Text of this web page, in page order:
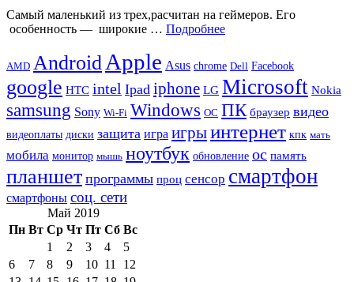
Самый маленький из трех,расчитан ​​на геймеров. Его
особенность — широкие … Подробнее
AMD AndroidApple Asus chrome Dell Facebook
google HTC intel Ipad iphone LG Microsoft Nokia
samsung Sony Wi-Fi Windows ОС ПК браузер видео
видеоплаты диски защита игра игрыинтернет кпк мать
мобила монитор мышь ноутбук обновление ос память
планшет программы проц сенсор смартфон
смартфоны соц. сети
Май 2019
Пн Вт Ср Чт Пт Сб Вс
1
2 3 4
5
6
7 8 9 10 11
12